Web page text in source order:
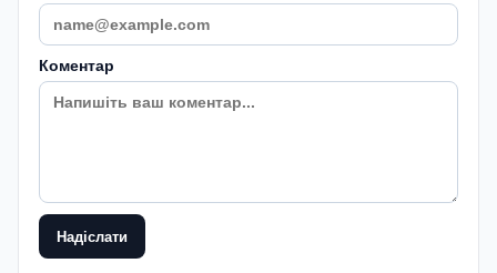
Коментар
Надіслати